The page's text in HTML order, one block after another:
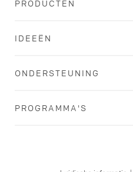
PRODUCTEN
IDEEËN
ONDERSTEUNING
PROGRAMMA'S